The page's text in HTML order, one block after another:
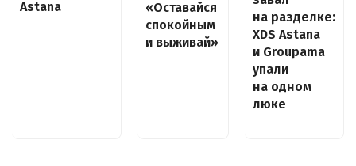
Astana
«Оставайся
спокойным
и выживай»
на разделке:
XDS Astana
и Groupama
упали
на одном
люке